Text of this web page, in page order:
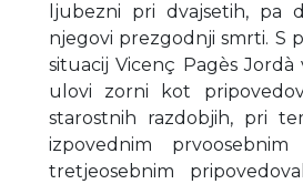
ljubezni pri dvajsetih, pa
njegovi prezgodnji smrti. S
situacij Vicenç Pagès Jordà
ulovi zorni kot
starostnih razdobjih, pri
izpovednim
tretjeosebnim